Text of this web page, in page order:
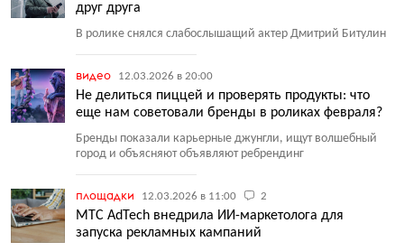
друг друга
В ролике снялся слабослышащий актер Дмитрий Битулин
видео 12.03.2026 в 20:00
Не делиться пиццей и проверять продукты: что
еще нам советовали бренды в роликах февраля?
Бренды показали карьерные джунгли, ищут волшебный
город и объясняют объявляют ребрендинг
площадки 12.03.2026 в 11:00 2
МТС AdTech внедрила ИИ-маркетолога для
запуска рекламных кампаний